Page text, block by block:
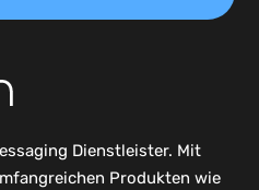
Dienstleister. Mit
Produkten wie